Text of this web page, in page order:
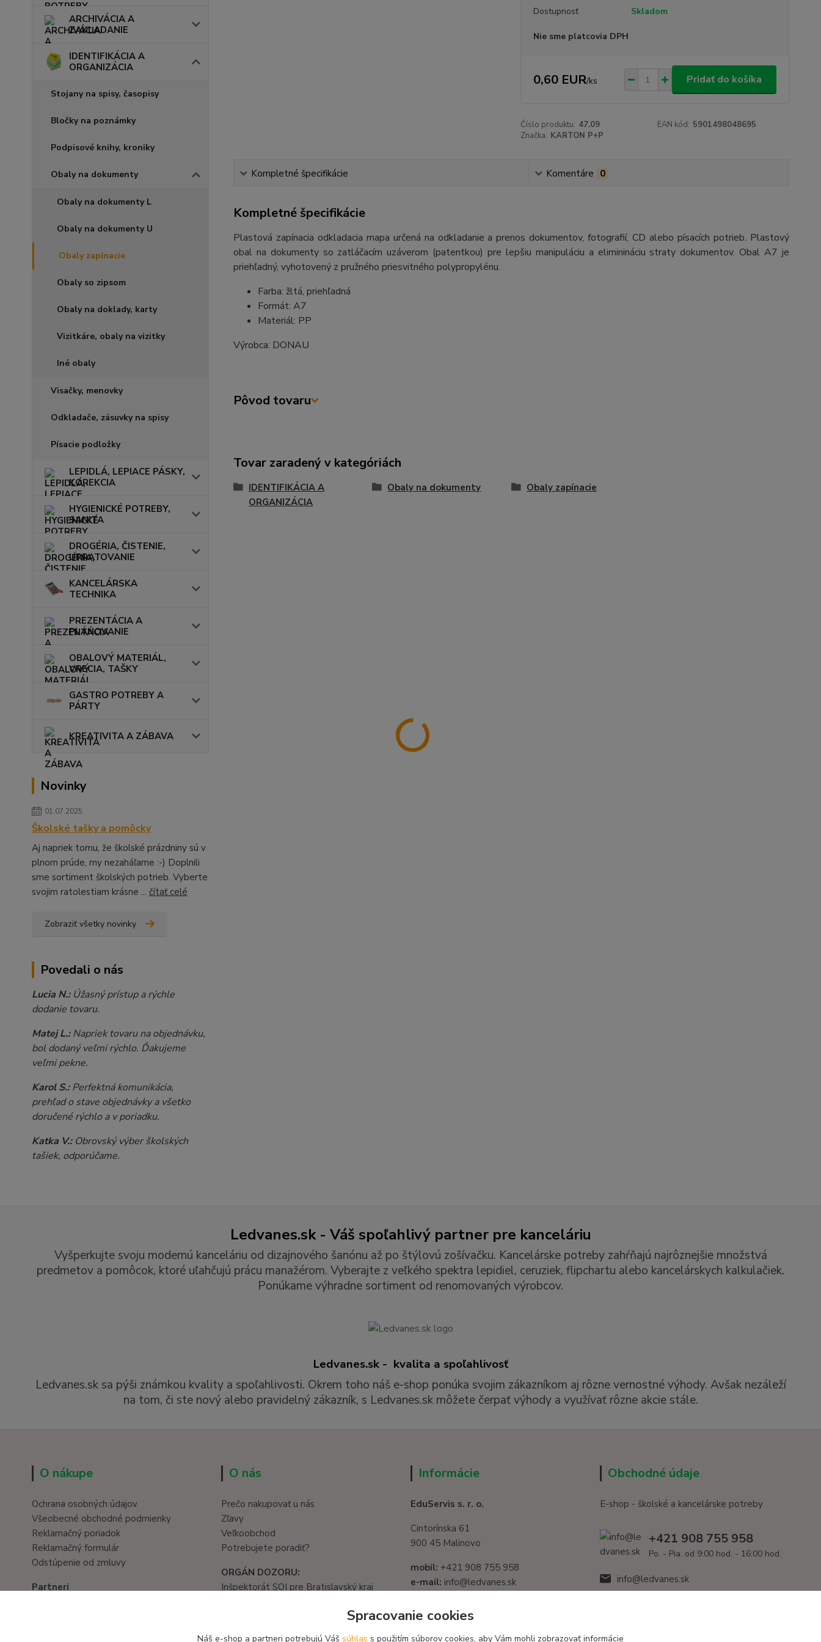
ARCHIVÁCIA A
ZAKLADANIE
IDENTIFIKÁCIA A
ORGANIZÁCIA
Stojany na spisy, časopisy
Bločky na poznámky
Podpisové knihy, kroniky
Obaly na dokumenty
Obaly na dokumenty L
Obaly na dokumenty U
Obaly zapínacie
Obaly so zipsom
Obaly na doklady, karty
Vizitkáre, obaly na vizitky
Iné obaly
Visačky, menovky
Odkladače, zásuvky na spisy
Písacie podložky
LEPIDLÁ, LEPIACE PÁSKY,
KOREKCIA
HYGIENICKÉ POTREBY,
SANITA
DROGÉRIA, ČISTENIE,
UPRATOVANIE
KANCELÁRSKA
TECHNIKA
PREZENTÁCIA A
PLÁNOVANIE
OBALOVÝ MATERIÁL,
VRECIA, TAŠKY
GASTRO POTREBY A
PÁRTY
KREATIVITA A ZÁBAVA
Novinky
01.07.2025
Školské tašky a pomôcky
Aj napriek tomu, že školské prázdniny sú v
plnom prúde, my nezaháľame :-) Doplnili
sme sortiment školských potrieb. Vyberte
svojim ratolestiam krásne ... čítať celé
Zobraziť všetky novinky
Povedali o nás
Lucia N.:Úžasný prístup a rýchle
dodanie tovaru.
Matej L.:Napriek tovaru na objednávku,
bol dodaný veľmi rýchlo. Ďakujeme
veľmi pekne.
Karol S.:Perfektná komunikácia,
prehľad o stave objednávky a všetko
doručené rýchlo a v poriadku.
Katka V.: Obrovský výber školských
tašiek, odporúčame.
Dostupnosť Skladom
Nie sme platcovia DPH
0,60 EUR/ks Pridať do košíka
Číslo produktu: 47.09 EAN kód: 5901498048695
Značka: KARTON P+P
Kompletné špecifikácie Komentáre 0
Kompletné špecifikácie
Plastová zapínacia odkladacia mapa určená na odkladanie a prenos dokumentov, fotografií, CD alebo písacích potrieb. Plastový
obal na dokumenty so zatláčacím uzáverom (patentkou) pre lepšiu manipuláciu a eliminináciu straty dokumentov. Obal A7 je
priehľadný, vyhotovený z pružného priesvitného polypropylénu.
Farba: žltá, priehľadná
Formát: A7
Materiál: PP
Výrobca: DONAU
Pôvod tovaru
Tovar zaradený v kategóriách
IDENTIFIKÁCIA A
ORGANIZÁCIA
Obaly na dokumenty Obaly zapínacie
Ledvanes.sk - Váš spoľahlivý partner pre kanceláriu
Vyšperkujte svoju modernú kanceláriu od dizajnového šanónu až po štýlovú zošívačku. Kancelárske potreby zahŕňajú najrôznejšie množstvá
predmetov a pomôcok, ktoré uľahčujú prácu manažérom. Vyberajte z veľkého spektra lepidiel, ceruziek, flipchartu alebo kancelárskych kalkulačiek.
Ponúkame výhradne sortiment od renomovaných výrobcov.
Ledvanes.sk - kvalita a spoľahlivosť
Ledvanes.sk sa pýši známkou kvality a spoľahlivosti. Okrem toho náš e-shop ponúka svojim zákazníkom aj rôzne vernostné výhody. Avšak nezáleží
na tom, či ste nový alebo pravidelný zákazník, s Ledvanes.sk môžete čerpať výhody a využívať rôzne akcie stále.
O nákupe
Ochrana osobných údajov
Všeobecné obchodné podmienky
Reklamačný poriadok
Reklamačný formulár
Odstúpenie od zmluvy
Partneri
O nás
Prečo nakupovať u nás
Zľavy
Veľkoobchod
Potrebujete poradiť?
ORGÁN DOZORU:
Inšpektorát SOI pre Bratislavský kraj
Informácie
EduServis s. r. o.
Cintorínska 61
900 45 Malinovo
mobil: +421 908 755 958
e-mail: info@ledvanes.sk
Obchodné údaje
E-shop - školské a kancelárske potreby
+421 908 755 958
Po. - Pia. od 9:00 hod. - 16:00 hod.
info@ledvanes.sk
Spracovanie cookies
Náš e-shop a partneri potrebujú Váš súhlas s použitím súborov cookies, aby Vám mohli zobrazovať informácie